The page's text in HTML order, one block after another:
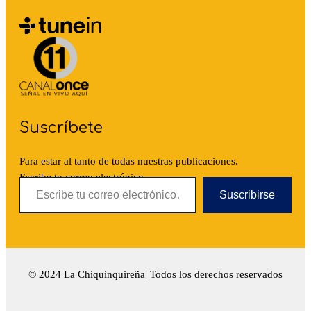
Suscríbete
Para estar al tanto de todas nuestras publicaciones.
Escribe tu correo electrónico…
Suscribirse
© 2024 La Chiquinquireña| Todos los derechos reservados